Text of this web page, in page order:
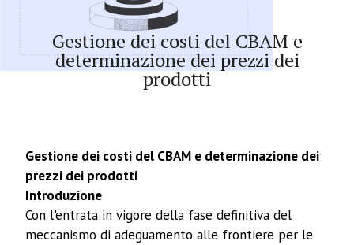
Articolo
Gestione dei costi del CBAM e
determinazione dei prezzi dei
prodotti
Gestione dei costi del CBAM e determinazione dei
prezzi dei prodotti
Introduzione
Con l'entrata in vigore della fase definitiva del
meccanismo di adeguamento alle frontiere per le